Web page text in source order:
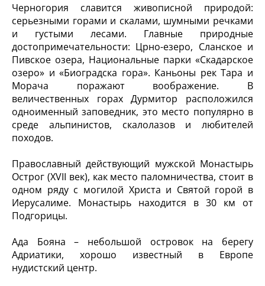
Черногория славится живописной природой:
серьезными горами и скалами, шумными речками
и густыми лесами. Главные природные
достопримечательности: Црно-езеро, Сланское и
Пивское озера, Национальные парки «Скадарское
озеро» и «Биоградска гора». Каньоны рек Тара и
Морача поражают воображение. В
величественных горах Дурмитор расположился
одноименный заповедник, это место популярно в
среде альпинистов, скалолазов и любителей
походов.
Православный действующий мужской Монастырь
Острог (ХVII век), как место паломничества, стоит в
одном ряду с могилой Христа и Святой горой в
Иерусалиме. Монастырь находится в 30 км от
Подгорицы.
Ада Бояна – небольшой островок на берегу
Адриатики, хорошо известный в Европе
нудистский центр.